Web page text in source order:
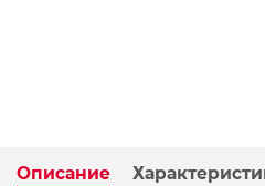
Описание